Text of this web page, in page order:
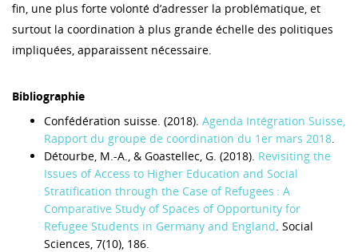
fin, une plus forte volonté d’adresser la problématique, et
surtout la coordination à plus grande échelle des politiques
impliquées, apparaissent nécessaire.
Bibliographie
Confédération suisse. (2018). Agenda Intégration Suisse,
Rapport du groupe de coordination du 1er mars 2018.
Détourbe, M.-A., & Goastellec, G. (2018). Revisiting the
Issues of Access to Higher Education and Social
Stratification through the Case of Refugees : A
Comparative Study of Spaces of Opportunity for
Refugee Students in Germany and England. Social
Sciences, 7(10), 186.